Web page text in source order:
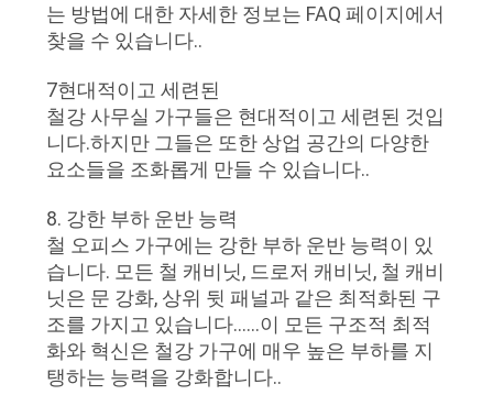
는 방법에 대한 자세한 정보는 FAQ 페이지에서
찾을 수 있습니다..
7현대적이고 세련된
철강 사무실 가구들은 현대적이고 세련된 것입
니다.하지만 그들은 또한 상업 공간의 다양한
요소들을 조화롭게 만들 수 있습니다..
8. 강한 부하 운반 능력
철 오피스 가구에는 강한 부하 운반 능력이 있
습니다. 모든 철 캐비닛, 드로저 캐비닛, 철 캐비
닛은 문 강화, 상위 뒷 패널과 같은 최적화된 구
조를 가지고 있습니다......이 모든 구조적 최적
화와 혁신은 철강 가구에 매우 높은 부하를 지
탱하는 능력을 강화합니다..